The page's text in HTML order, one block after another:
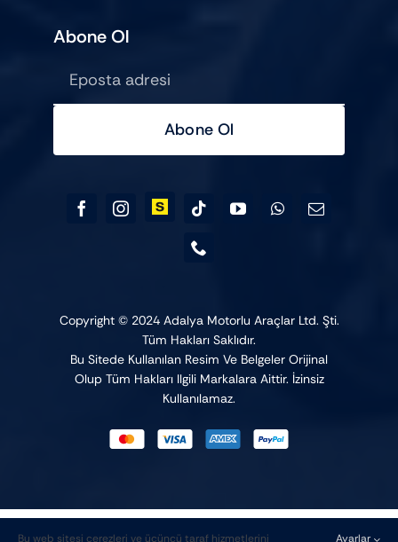
Abone Ol
Abone Ol
Copyright © 2024 Adalya Motorlu Araçlar Ltd. Şti.
Tüm Hakları Saklıdır.
Bu Sitede Kullanılan Resim Ve Belgeler Orijinal
Olup Tüm Hakları Ilgili Markalara Aittir. İzinsiz
Kullanılamaz.
Bu web sitesi çerezleri ve üçüncü taraf hizmetlerini Ayarlar